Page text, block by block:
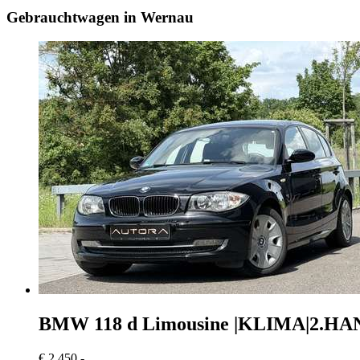
Gebrauchtwagen in Wernau
BMW 118 d Limousine